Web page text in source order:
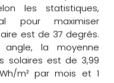
les statistiques,
pour maximiser
est de 37 degrés.
la moyenne
solaires est de 3,99
m² par mois et 1